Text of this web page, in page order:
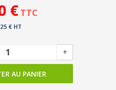
€ TTC
€ HT
+
AU PANIER